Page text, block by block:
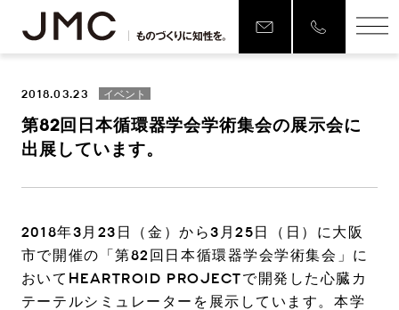
2018.03.23 イベント
第82回日本循環器学会学術集会の展示会に
出展しています。
2018年3月23日（金）から3月25日（日）に大阪
市で開催の「第82回日本循環器学会学術集会」に
おいてHEARTROID PROJECTで開発した心臓カ
テーテルシミュレーターを展示しています。本学